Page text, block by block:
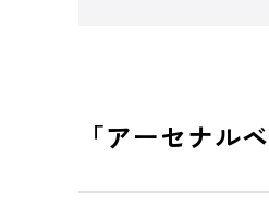
「アーセナル